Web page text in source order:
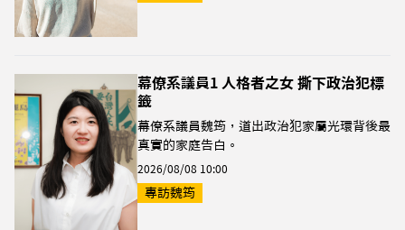
幕僚系議員1 人格者之女 撕下政治犯標
籤
幕僚系議員魏筠，道出政治犯家屬光環背後最
真實的家庭告白。
2026/08/08 10:00
專訪魏筠